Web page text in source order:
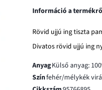
Információ a
Rövid ujjú ing tiszta
Divatos rövid ujjú ing
AnyagKülső anyag:
Színfehér/mélykék